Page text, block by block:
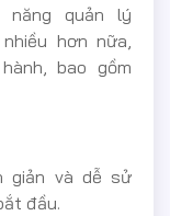
năng quản lý
hơn nữa,
bao gồm
giản và dễ sử
đầu.